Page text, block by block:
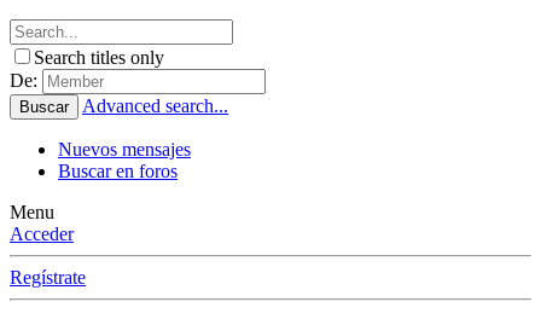
Search titles only
De:
Buscar Advanced search...
Nuevos mensajes
Buscar en foros
Menu
Acceder
Regístrate